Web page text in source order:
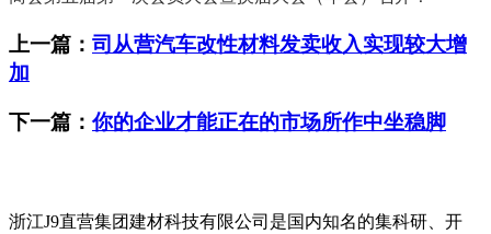
上一篇： 司从营汽车改性材料发卖收入实现较大增
加
下一篇： 你的企业才能正在的市场所作中坐稳脚
浙江J9直营集团建材科技有限公司是国内知名的集科研、开